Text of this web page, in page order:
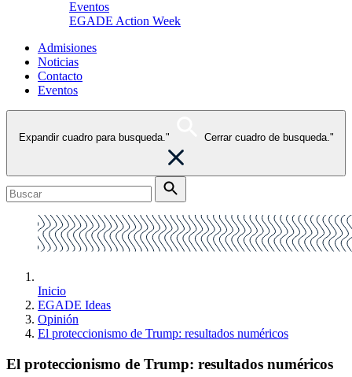
Eventos
EGADE Action Week
Admisiones
Noticias
Contacto
Eventos
Expandir cuadro para busqueda." Cerrar cuadro de busqueda."
Inicio
EGADE Ideas
Opinión
El proteccionismo de Trump: resultados numéricos
El proteccionismo de Trump: resultados numéricos